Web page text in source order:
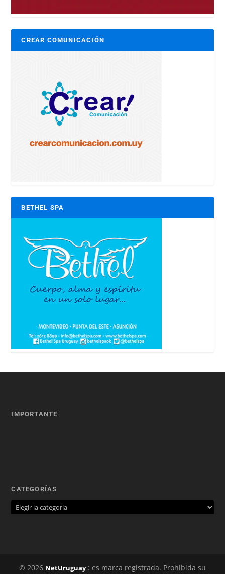
CREAR COMUNICACIÓN
BETHEL SPA
IMPORTANTE
CATEGORÍAS
© 2026 NetUruguay: es marca registrada. Prohibida su